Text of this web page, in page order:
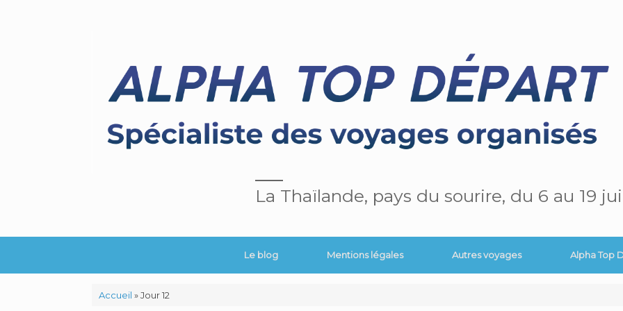
La Thaïlande, pays du sourire, du 6 au 19
Le blog Mentions légales Autres voyages Alpha Top
Accueil »Jour 12